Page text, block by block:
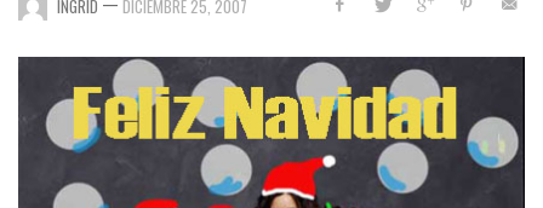
INGRID DICIEMBRE 25, 2007